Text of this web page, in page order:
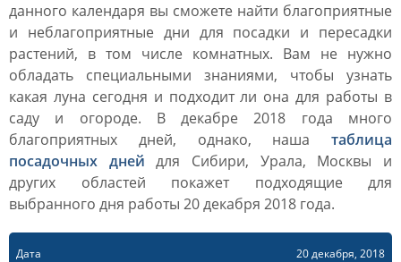
данного календаря вы сможете найти благоприятные
и неблагоприятные дни для посадки и пересадки
растений, в том числе комнатных. Вам не нужно
обладать специальными знаниями, чтобы узнать
какая луна сегодня и подходит ли она для работы в
саду и огороде. В декабре 2018 года много
благоприятных дней, однако, наша таблица
посадочных дней для Сибири, Урала, Москвы и
других областей покажет подходящие для
выбранного дня работы 20 декабря 2018 года.
Дата
20 декабря, 2018